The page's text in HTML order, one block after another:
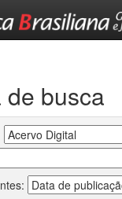
de busca